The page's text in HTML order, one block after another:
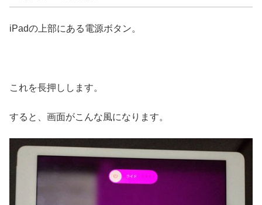
iPadの上部にある電源ボタン。
これを長押しします。
すると、画面がこんな風になります。